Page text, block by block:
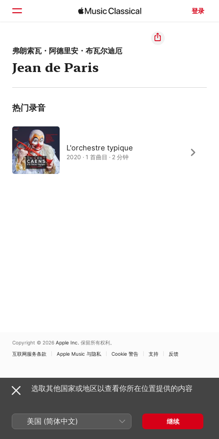
登录
主页
浏览
搜索
弗朗索瓦・阿德里安・布瓦尔迪厄
Jean de Paris
热门录音
L'orchestre typique
2020 · 1 首曲目 · 2 分钟
Copyright © 2026 Apple Inc. 保留所有权利。
互联网服务条款
Apple Music 与隐私 Cookie 警告 支持 反馈
选取其他国家或地区以查看你所在位置提供的内容
美国 (简体中文) 继续